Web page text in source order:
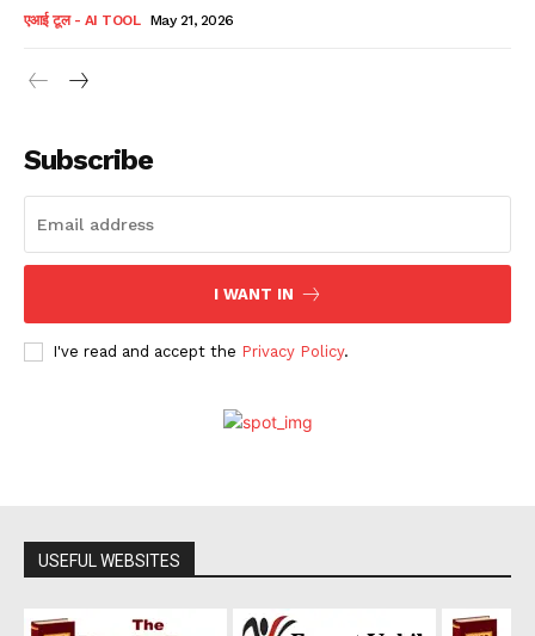
एआई टूल - AI TOOL May 21, 2026
Subscribe
I WANT IN
I've read and accept the Privacy Policy.
USEFUL WEBSITES